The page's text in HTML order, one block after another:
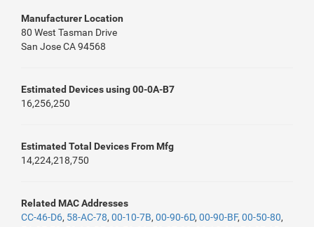
Manufacturer Location
80 West Tasman Drive
San Jose CA 94568
Estimated Devices using 00-0A-B7
16,256,250
Estimated Total Devices From Mfg
14,224,218,750
Related MAC Addresses
CC-46-D6, 58-AC-78, 00-10-7B, 00-90-6D, 00-90-BF, 00-50-80,